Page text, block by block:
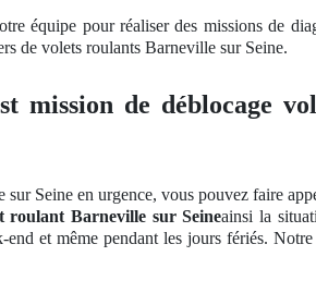
équipe pour réaliser des missionsde
de volets roulants Barneville sur Seine.
mission de déblocage
Seine en urgence, vous pouvez faire
roulant Barneville sur Seineainsi la
et même pendant les jours fériés.